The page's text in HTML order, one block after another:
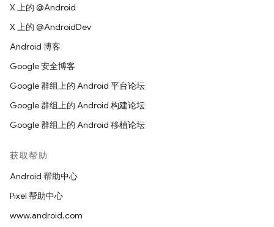
X 上的 @Android
X 上的 @AndroidDev
Android 博客
Google 安全博客
Google 群组上的 Android 平台论坛
Google 群组上的 Android 构建论坛
Google 群组上的 Android 移植论坛
获取帮助
Android 帮助中心
Pixel 帮助中心
www.android.com